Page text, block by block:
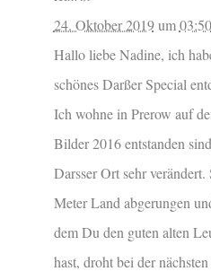
24. Oktober 2019um03:50
Hallo liebe Nadine, ich
schönes Darßer Special
Ich wohne in Prerow auf
Bilder 2016 entstanden
Darsser Ort sehr
Meter Land abgerungen
dem Du den guten alten
hast, droht bei der